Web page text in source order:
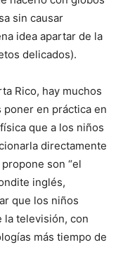
sin causar
idea apartar de la
delicados).
Rico, hay muchos
poner en práctica en
que a los niños
directamente
son “el
inglés,
que los niños
la televisión, con
más tiempo de